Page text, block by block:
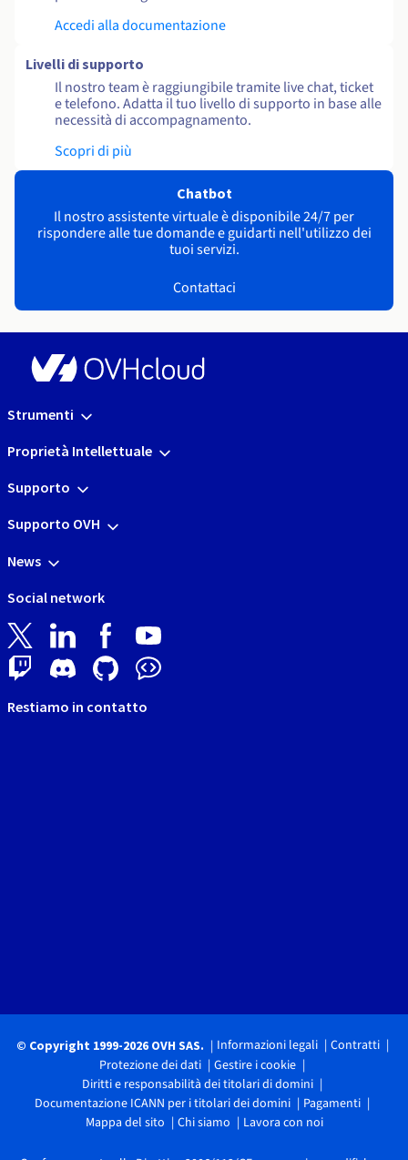
Accedi alla documentazione
Livelli di supporto
Il nostro team è raggiungibile tramite live chat, ticket
e telefono. Adatta il tuo livello di supporto in base alle
necessità di accompagnamento.
Scopri di più
Chatbot
Il nostro assistente virtuale è disponibile 24/7 per
rispondere alle tue domande e guidarti nell'utilizzo dei
tuoi servizi.
Contattaci
Strumenti
Proprietà Intellettuale
Supporto
Supporto OVH
News
Social network
Restiamo in contatto
© Copyright 1999-2026 OVH SAS. Informazioni legali
Contratti
Protezione dei dati
Gestire i cookie
Diritti e responsabilità dei titolari di domini
Documentazione ICANN per i titolari dei domini
Pagamenti
Mappa del sito
Chi siamo Lavora con noi